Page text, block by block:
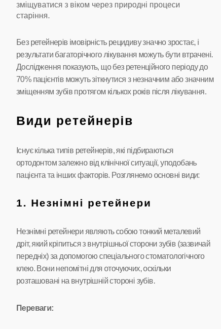
зміщуватися з віком через природні процеси
старіння.
Без ретейнерів імовірність рецидиву значно зростає, і
результати багаторічного лікування можуть бути втрачені.
Дослідження показують, що без ретенційного періоду до
70% пацієнтів можуть зіткнутися з незначним або значним
зміщенням зубів протягом кількох років після лікування.
Види ретейнерів
Існує кілька типів ретейнерів, які підбираються
ортодонтом залежно від клінічної ситуації, уподобань
пацієнта та інших факторів. Розглянемо основні види:
1. Незнімні ретейнери
Незнімні ретейнери являють собою тонкий металевий
дріт, який кріпиться з внутрішньої сторони зубів (зазвичай
передніх) за допомогою спеціального стоматологічного
клею. Вони непомітні для оточуючих, оскільки
розташовані на внутрішній стороні зубів.
Переваги: